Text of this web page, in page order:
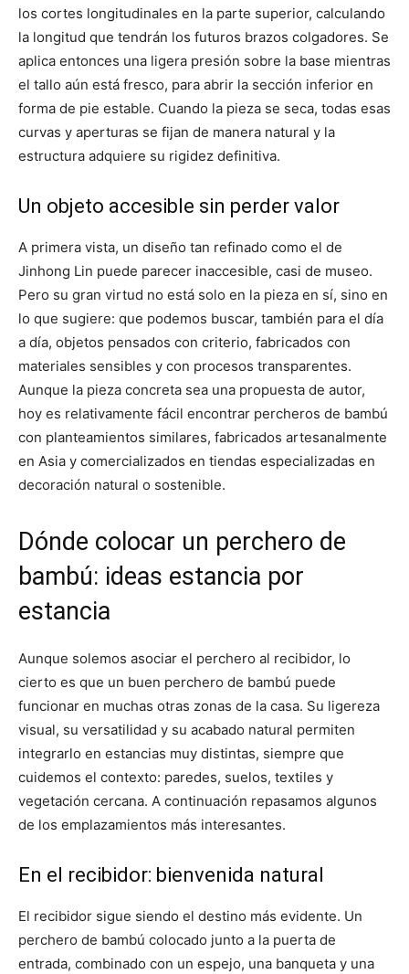
los cortes longitudinales en la parte superior, calculando
la longitud que tendrán los futuros brazos colgadores. Se
aplica entonces una ligera presión sobre la base mientras
el tallo aún está fresco, para abrir la sección inferior en
forma de pie estable. Cuando la pieza se seca, todas esas
curvas y aperturas se fijan de manera natural y la
estructura adquiere su rigidez definitiva.
Un objeto accesible sin perder valor
A primera vista, un diseño tan refinado como el de
Jinhong Lin puede parecer inaccesible, casi de museo.
Pero su gran virtud no está solo en la pieza en sí, sino en
lo que sugiere: que podemos buscar, también para el día
a día, objetos pensados con criterio, fabricados con
materiales sensibles y con procesos transparentes.
Aunque la pieza concreta sea una propuesta de autor,
hoy es relativamente fácil encontrar percheros de bambú
con planteamientos similares, fabricados artesanalmente
en Asia y comercializados en tiendas especializadas en
decoración natural o sostenible.
Dónde colocar un perchero de
bambú: ideas estancia por
estancia
Aunque solemos asociar el perchero al recibidor, lo
cierto es que un buen perchero de bambú puede
funcionar en muchas otras zonas de la casa. Su ligereza
visual, su versatilidad y su acabado natural permiten
integrarlo en estancias muy distintas, siempre que
cuidemos el contexto: paredes, suelos, textiles y
vegetación cercana. A continuación repasamos algunos
de los emplazamientos más interesantes.
En el recibidor: bienvenida natural
El recibidor sigue siendo el destino más evidente. Un
perchero de bambú colocado junto a la puerta de
entrada, combinado con un espejo, una banqueta y una